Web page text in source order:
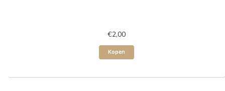
€2,00
Kopen